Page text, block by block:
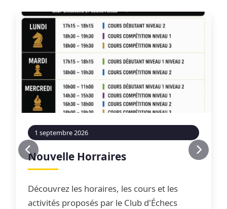
1 septembre 2026
Nouvelle Horraires
Découvrez les horaires, les cours et les
activités proposés par le Club d'Échecs